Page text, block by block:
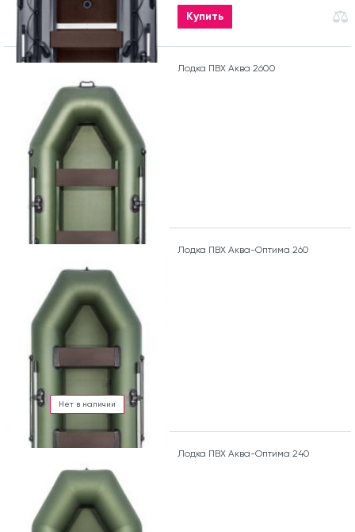
Купить
Лодка ПВХ Аква 2600
Нет в наличии
Лодка ПВХ Аква-Оптима 260
Лодка ПВХ Аква-Оптима 240